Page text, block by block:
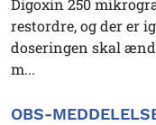
Digoxin 250
restordre, og der er
doseringen skal
m...
OBS-